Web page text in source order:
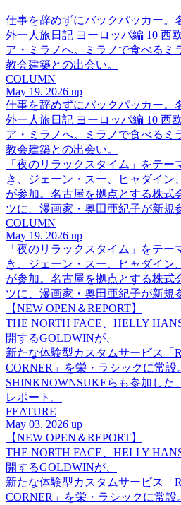
仕事を辞めずにバックパッカー。
外一人旅日記 ヨーロッパ編 10 西
ア・ミラノへ。ミラノで食べるミ
教会建築との出会い。
COLUMN
May 19. 2026 up
仕事を辞めずにバックパッカー。
外一人旅日記 ヨーロッパ編 10 西
ア・ミラノへ。ミラノで食べるミ
教会建築との出会い。
「夜のリラックスタイム」をテ
き、ジェーン・スー、ヒャダイン
が参加。名古屋を拠点とする株式
ツに、漫画家・奥田亜紀子が新規
COLUMN
May 19. 2026 up
「夜のリラックスタイム」をテ
き、ジェーン・スー、ヒャダイン
が参加。名古屋を拠点とする株式
ツに、漫画家・奥田亜紀子が新規
【NEW OPEN＆REPORT】
THE NORTH FACE、HELLY
開するGOLDWINが、
新たな体験型カスタムサービス「
CORNER」を栄・ラシックに常設
SHINKNOWNSUKEらも参加した
レポート。
FEATURE
May 03. 2026 up
【NEW OPEN＆REPORT】
THE NORTH FACE、HELLY
開するGOLDWINが、
新たな体験型カスタムサービス「
CORNER」を栄・ラシックに常設